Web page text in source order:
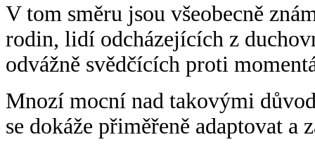
V tom směru jsou všeobecně
rodin, lidí odcházejících z
odvážně svědčících proti
Mnozí mocní nad takovými
se dokáže přiměřeně adaptovat